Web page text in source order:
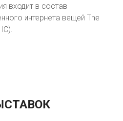
входит в состав
интернета вещей The